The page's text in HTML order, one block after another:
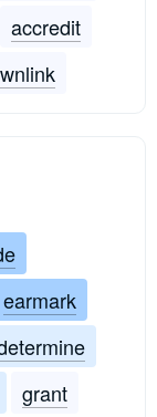
accredit
earmark
grant